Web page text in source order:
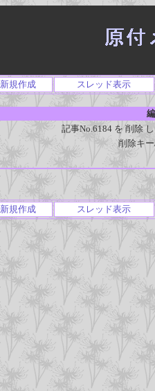
新規作成 スレッド表示
記事No.6184 を 削除
削除キ
新規作成 スレッド表示